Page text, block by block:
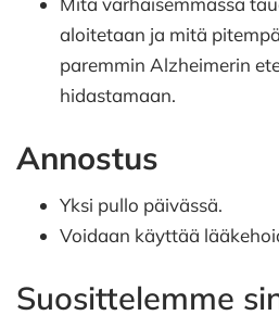
aloitetaan ja mitä
paremmin Alzheimerin
hidastamaan.
Annostus
Yksi pullo päivässä.
Voidaan käyttää
Suosittelemme